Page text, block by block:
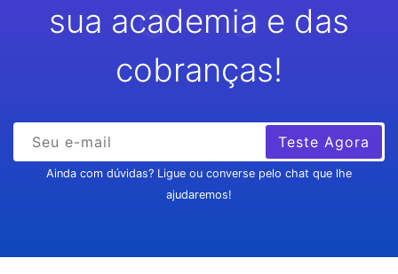
sua academia e das
cobranças!
Teste Agora
Ainda com dúvidas? Ligue ou converse pelo chat que lhe
ajudaremos!